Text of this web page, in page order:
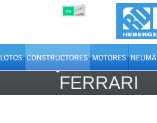
ON OFF
FERRARI